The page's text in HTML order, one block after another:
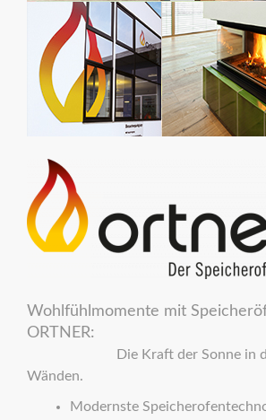
Wohlfühlmomente mit
ORTNER:
Die Kraft der Sonne in
Wänden.
Modernste